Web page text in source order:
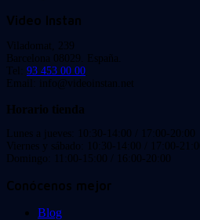
Video Instan
Viladomat, 239
Barcelona 08029. España.
Tel: 93 453 00 00
Email: info@videoinstan.net
Horario tienda
Lunes a jueves: 10:30-14:00 / 17:00-20:00
Viernes y sábado: 10:30-14:00 / 17:00-21:00
Domingo: 11:00-15:00 / 16:00-20:00
Conócenos mejor
Blog